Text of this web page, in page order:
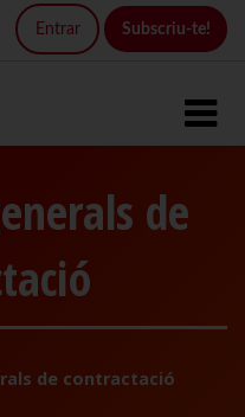
Entrar Subscriu-te!
de
de contractació